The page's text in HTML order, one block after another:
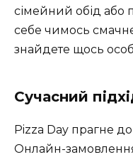
сімейний обід або
себе чимось
знайдете щось
Сучасний
Pizza Day прагне до
Онлайн-